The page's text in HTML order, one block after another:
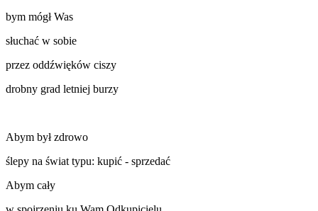
bym mógł Was
słuchać w sobie
przez oddźwięków ciszy
drobny grad letniej burzy
Abym był zdrowo
ślepy na świat typu: kupić - sprzedać
Abym cały